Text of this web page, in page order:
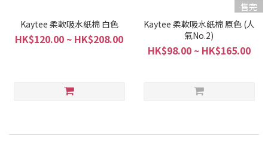
Kaytee 柔軟吸水紙棉 白色
HK$120.00 ~ HK$208.00
售完
Kaytee 柔軟吸水紙棉 原色 (人
氣No.2)
HK$98.00 ~ HK$165.00